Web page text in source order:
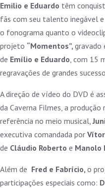
Emilio e Eduardo têm
fãs com seu talento inegável
o fonograma quanto o
projeto “Momentos”, gravado
de Emílio e Eduardo, com 15
regravações de grandes
A direção de vídeo do DVD é
da Caverna Filmes, a
referência no meio musical,
executiva comandada por
de Cláudio Roberto e Manolo
Além de Fred e Fabrício, o
participações especiais como: